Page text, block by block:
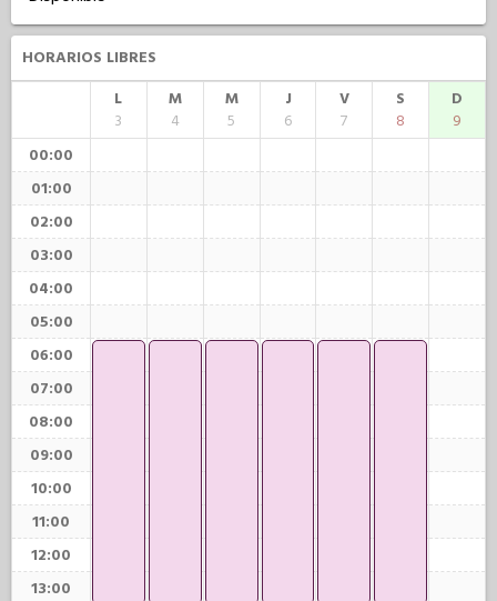
HORARIOS LIBRES
L
3
M
4
M
5
J
6
V
7
S
8
D
9
00:00
01:00
02:00
03:00
04:00
05:00
06:00
07:00
08:00
09:00
10:00
11:00
12:00
13:00